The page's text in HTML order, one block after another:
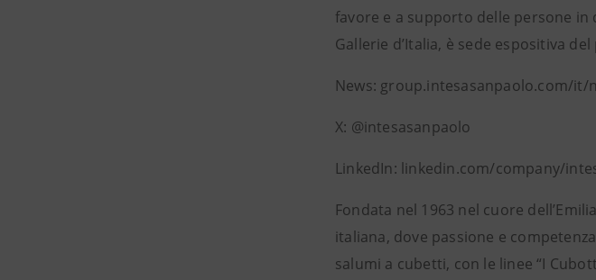
favore e a supporto delle persone in
Gallerie d’Italia, è sede espositiva
News: group.intesasanpaolo.com/it/
X: @intesasanpaolo
LinkedIn: linkedin.com/company/
Fondata nel 1963 nel cuore
italiana, dove passione e
salumi a cubetti, con le linee “I